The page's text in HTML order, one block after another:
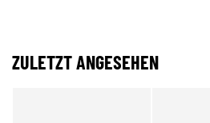
ZULETZT ANGESEHEN